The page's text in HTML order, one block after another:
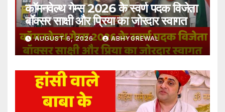
कॉमनवेल्थ गेम्स 2026 के स्वर्ण पदक विजेता
बॉक्सर साक्षी और प्रिया का जोरदार स्वागत
AUGUST 6, 2026 ABHYGREWAL